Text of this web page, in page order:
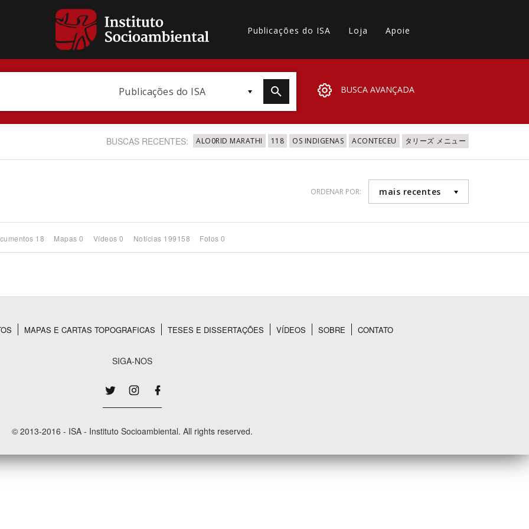
Publicações do ISA Loja Apoie
Publicações do ISA BUSCA AVANÇADA
Área Protegida
BUSCAS RECENTES: ALO0RID MARATHI 118 OS INDIGENAS ACONTECEU タリーズ メニュー
ORDENAR POR: mais recentes
18 Mapas 0 Vídeos 0 Notícias 199158 Fotos 0
MAPAS E CARTAS TOPOGRAFICAS TESES E DISSERTAÇÕES VÍDEOS SOBRE CONTATO
SIGA-NOS
© 2013-2016 - ISA - Instituto Socioambiental. All rights reserved.